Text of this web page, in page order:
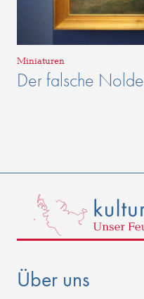
Miniaturen
Der falsche Nolde
Über uns